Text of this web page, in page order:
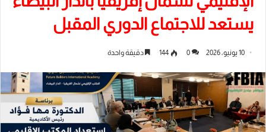
يستعد للاجتماع الدوري المقبل
10 يونيو، 2026 0
144 دقيقة واحدة